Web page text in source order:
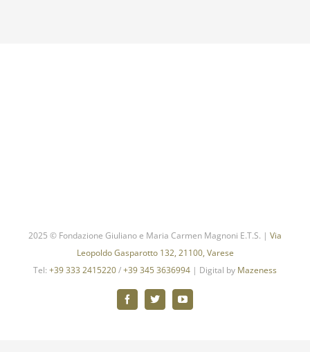
2025 © Fondazione Giuliano e Maria Carmen Magnoni E.T.S. | Via
Leopoldo Gasparotto 132, 21100, Varese
Tel: +39 333 2415220/+39 345 3636994 | Digital by Mazeness
Facebook
X YouTube